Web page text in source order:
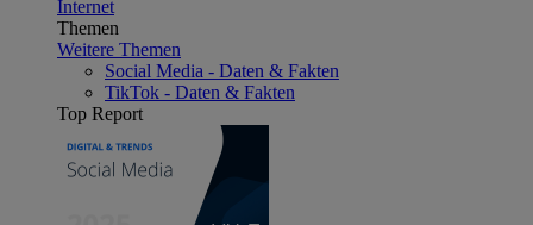
Internet
Themen
Weitere Themen
Social Media - Daten & Fakten
TikTok - Daten & Fakten
Top Report